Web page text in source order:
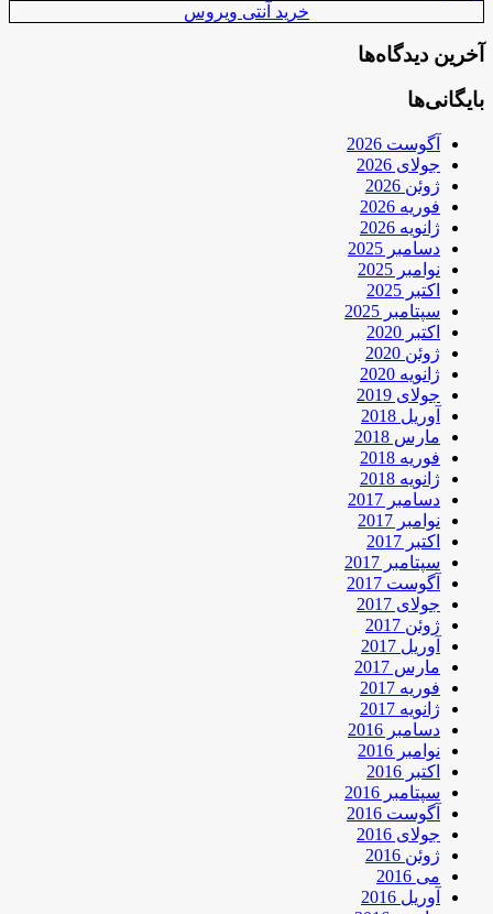
خرید آنتی ویروس
آخرین دیدگاه‌ها
بایگانی‌ها
آگوست 2026
جولای 2026
ژوئن 2026
فوریه 2026
ژانویه 2026
دسامبر 2025
نوامبر 2025
اکتبر 2025
سپتامبر 2025
اکتبر 2020
ژوئن 2020
ژانویه 2020
جولای 2019
آوریل 2018
مارس 2018
فوریه 2018
ژانویه 2018
دسامبر 2017
نوامبر 2017
اکتبر 2017
سپتامبر 2017
آگوست 2017
جولای 2017
ژوئن 2017
آوریل 2017
مارس 2017
فوریه 2017
ژانویه 2017
دسامبر 2016
نوامبر 2016
اکتبر 2016
سپتامبر 2016
آگوست 2016
جولای 2016
ژوئن 2016
می 2016
آوریل 2016